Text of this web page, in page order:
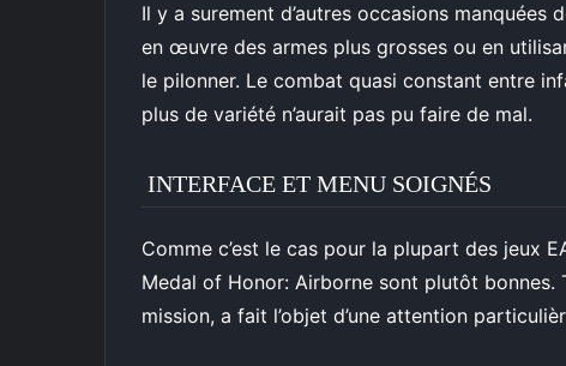
Il y a surement d’autres occasions
en œuvre des armes plus grosses ou en
le pilonner. Le combat quasi constant entre
plus de variété n’aurait pas pu faire de mal.
INTERFACE ET MENU SOIGNÉS
Comme c’est le cas pour la plupart des jeux
Medal of Honor: Airborne sont plutôt
mission, a fait l’objet d’une attention